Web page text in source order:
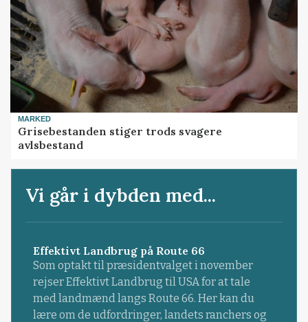
MARKED
Grisebestanden stiger trods svagere
avlsbestand
Vi går i dybden med...
Effektivt Landbrug på Route 66
Som optakt til præsidentvalget i november
rejser Effektivt Landbrug til USA for at tale
med landmænd langs Route 66. Her kan du
lære om de udfordringer, landets ranchers og